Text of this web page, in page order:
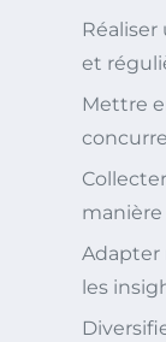
et
Mettre
Adapter
les